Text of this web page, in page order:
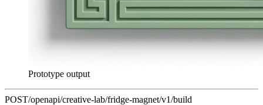
Prototype output
POST/openapi/creative-lab/fridge-magnet/v1/build